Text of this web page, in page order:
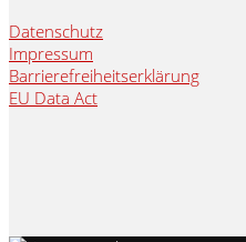
Datenschutz
Impressum
Barrierefreiheitserklärung
EU Data Act